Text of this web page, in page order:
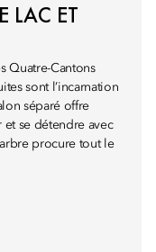
LAC ET
Quatre-Cantons
sont l’incarnation
séparé offre
et se détendre avec
procure tout le